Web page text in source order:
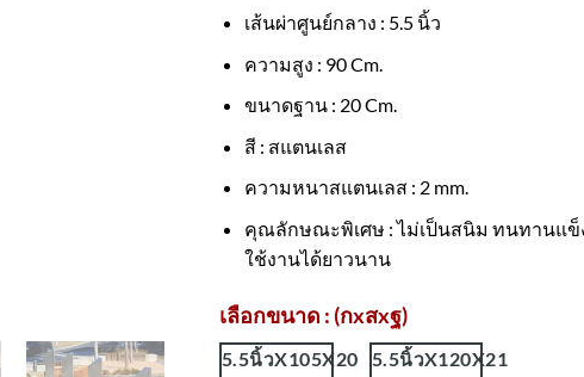
เส้นผ่าศูนย์กลาง : 5.5 นิ้ว
ความสูง : 90 Cm.
ขนาดฐาน : 20 Cm.
สี : สแตนเลส
ความหนาสแตนเลส : 2 mm.
คุณลักษณะพิเศษ : ไม่เป็นสนิม ทนทานแข็
ใช้งานได้ยาวนาน
เลือกขนาด : (กxสxฐ)
5.5นิ้วX105X20
5.5นิ้วX120X21